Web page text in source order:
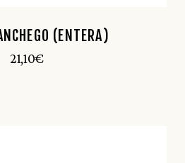
(ENTERA)
21,10€